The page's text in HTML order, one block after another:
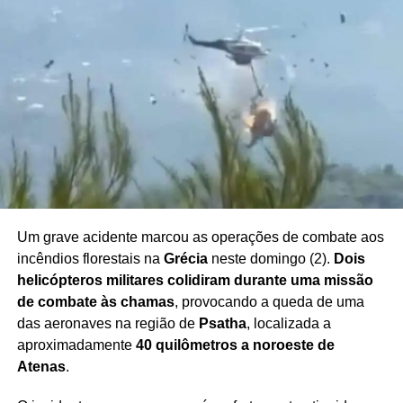
avanços dependerão da construção de um consenso
capaz de atender às preocupações de segurança
apresentadas pelo governo.
A comunidade internacional acompanha o desenrolar das
tratativas, enquanto os esforços diplomáticos seguem
voltados à busca por uma solução que contribua para a
redução da violência e para a estabilidade na região.
Redação Saiba+
Um grave acidente marcou as operações de combate aos
incêndios florestais na Grécianeste domingo (2). Dois
helicópteros militares colidiram durante uma missão
de combate às chamas, provocando a queda de uma
das aeronaves na região de Psatha, localizada a
aproximadamente 40 quilômetros a noroeste de
Atenas.